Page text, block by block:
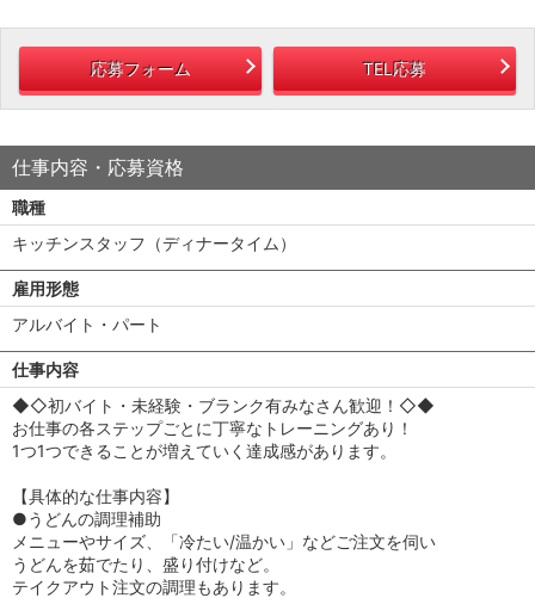
応募フォーム TEL応募
仕事内容・応募資格
職種
キッチンスタッフ（ディナータイム）
雇用形態
アルバイト・パート
仕事内容
◆◇初バイト・未経験・ブランク有みなさん歓迎！◇◆
お仕事の各ステップごとに丁寧なトレーニングあり！
1つ1つできることが増えていく達成感があります。
【具体的な仕事内容】
●うどんの調理補助
メニューやサイズ、「冷たい/温かい」などご注文を伺い
うどんを茹でたり、盛り付けなど。
テイクアウト注文の調理もあります。